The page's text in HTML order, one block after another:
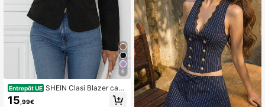
6
Entrepôt UE SHEIN Clasi Blazer casu
al de couleur unie, automne
15 ,99€